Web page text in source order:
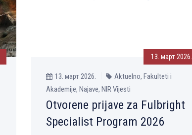
13. март 2026.
13. март 2026.
Aktuelno, Fakulteti i
Akademije, Najave, NIR Vijesti
Otvorene prijave za Fulbright
Specialist Program 2026